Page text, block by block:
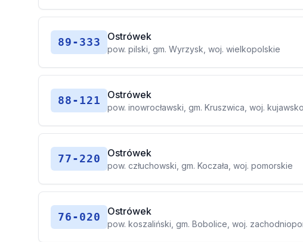
89-333 Ostrówek
pow. pilski, gm. Wyrzysk, woj. wielkopolskie
88-121 Ostrówek
pow. inowrocławski, gm. Kruszwica, woj.
77-220 Ostrówek
pow. człuchowski, gm. Koczała, woj. pomorskie
76-020 Ostrówek
pow. koszaliński, gm. Bobolice, woj.